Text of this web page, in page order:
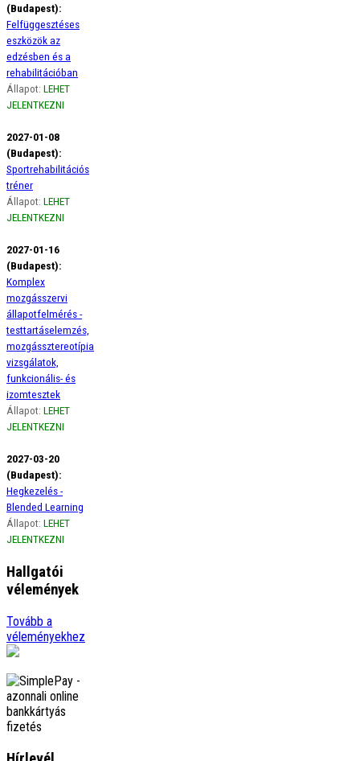
(Budapest):
Felfüggesztéses
eszközök az
edzésben és a
rehabilitációban
Állapot: LEHET
JELENTKEZNI
2027-01-08
(Budapest):
Sportrehabilitációs
tréner
Állapot: LEHET
JELENTKEZNI
2027-01-16
(Budapest):
Komplex
mozgásszervi
állapotfelmérés -
testtartáselemzés,
mozgássztereotípia
vizsgálatok,
funkcionális- és
izomtesztek
Állapot: LEHET
JELENTKEZNI
2027-03-20
(Budapest):
Hegkezelés -
Blended Learning
Állapot: LEHET
JELENTKEZNI
Hallgatói
vélemények
Ági
Szeretném szivből jövő
hálámat kifejezni a gerinces
kurzus óta életemben
előszor figyelek a borzasztó
tartásomra, amikor
görbülök, …tovább
Adrienn
Örülök, hogy
őrült sokat tanultam Tőletek.
Tovább a
véleményekhez